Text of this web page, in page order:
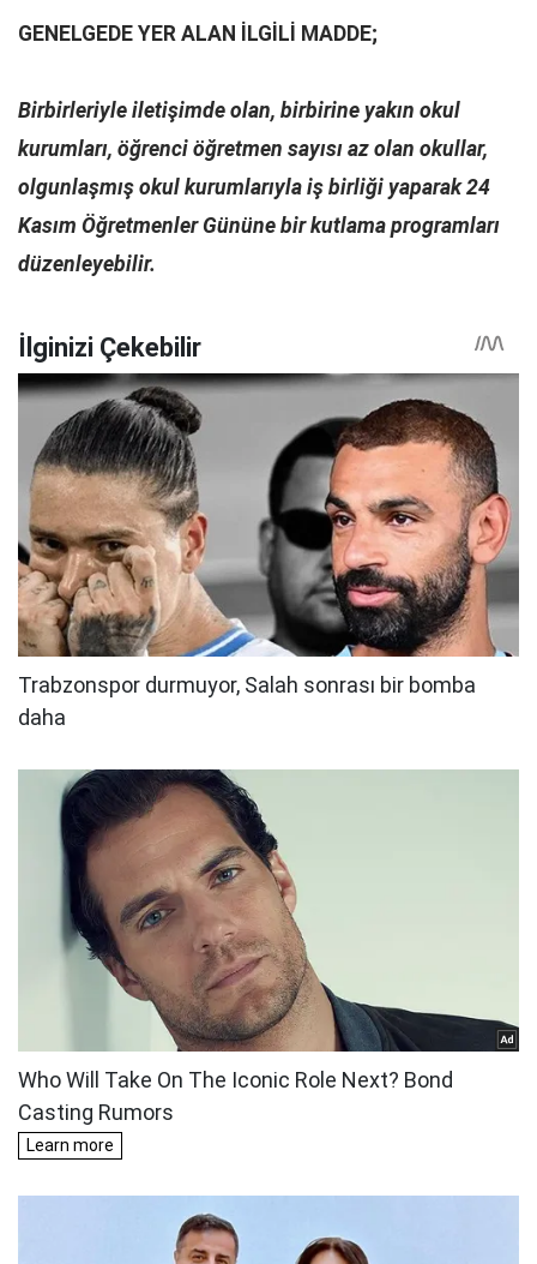
GENELGEDE YER ALAN İLGİLİ MADDE;
Birbirleriyle iletişimde olan, birbirine yakın okul
kurumları, öğrenci öğretmen sayısı az olan okullar,
olgunlaşmış okul kurumlarıyla iş birliği yaparak 24
Kasım Öğretmenler Gününe bir kutlama programları
düzenleyebilir.